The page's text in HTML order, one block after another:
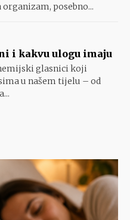
posebno...
i kakvu ulogu imaju
glasnici koji
u našem tijelu – od